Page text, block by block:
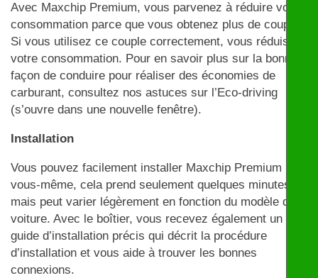
Avec Maxchip Premium, vous parvenez à réduire votre
consommation parce que vous obtenez plus de couple.
Si vous utilisez ce couple correctement, vous réduisez
votre consommation. Pour en savoir plus sur la bonne
façon de conduire pour réaliser des économies de
carburant, consultez nos astuces sur l’Eco-driving
(s’ouvre dans une nouvelle fenêtre).
Installation
Vous pouvez facilement installer Maxchip Premium par
vous-même, cela prend seulement quelques minutes
mais peut varier légèrement en fonction du modèle de
voiture. Avec le boîtier, vous recevez également un
guide d’installation précis qui décrit la procédure
d’installation et vous aide à trouver les bonnes
connexions.